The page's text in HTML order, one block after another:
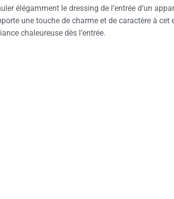
élégamment le dressing de l’entrée d’un
une touche de charme et de caractère à cet
chaleureuse dès l’entrée.